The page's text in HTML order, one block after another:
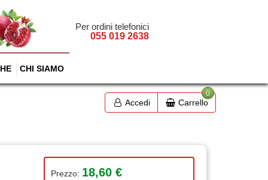
Per ordini telefonici
055 019 2638
CHI SIAMO
Accedi
0
Carrello
Prezzo: 18,60 €